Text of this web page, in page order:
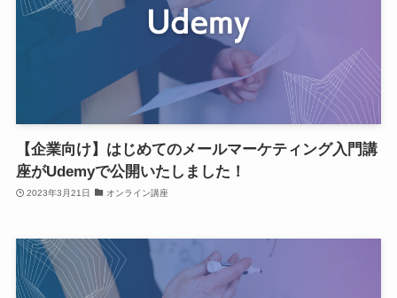
【企業向け】はじめてのメールマーケティング入門講
座がUdemyで公開いたしました！
2023年3月21日 オンライン講座